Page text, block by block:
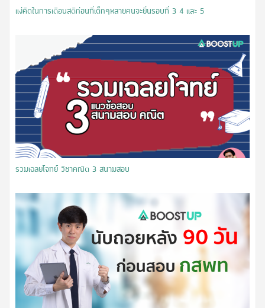
แง่คิดในการเตือนสติก่อนที่เด็กๆหลายคนจะยื่นรอบที่ 3 4 และ 5
รวมเฉลยโจทย์ วิชาคณิต 3 สนามสอบ